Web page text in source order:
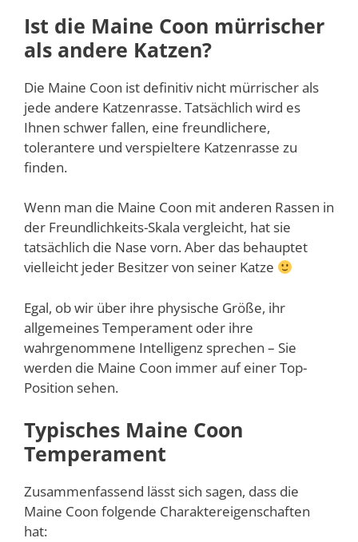
Ist die Maine Coon mürrischer
als andere Katzen?
Die Maine Coon ist definitiv nicht mürrischer als
jede andere Katzenrasse. Tatsächlich wird es
Ihnen schwer fallen, eine freundlichere,
tolerantere und verspieltere Katzenrasse zu
finden.
Wenn man die Maine Coon mit anderen Rassen in
der Freundlichkeits-Skala vergleicht, hat sie
tatsächlich die Nase vorn. Aber das behauptet
vielleicht jeder Besitzer von seiner Katze
Egal, ob wir über ihre physische Größe, ihr
allgemeines Temperament oder ihre
wahrgenommene Intelligenz sprechen – Sie
werden die Maine Coon immer auf einer Top-
Position sehen.
Typisches Maine Coon
Temperament
Zusammenfassend lässt sich sagen, dass die
Maine Coon folgende Charaktereigenschaften
hat: